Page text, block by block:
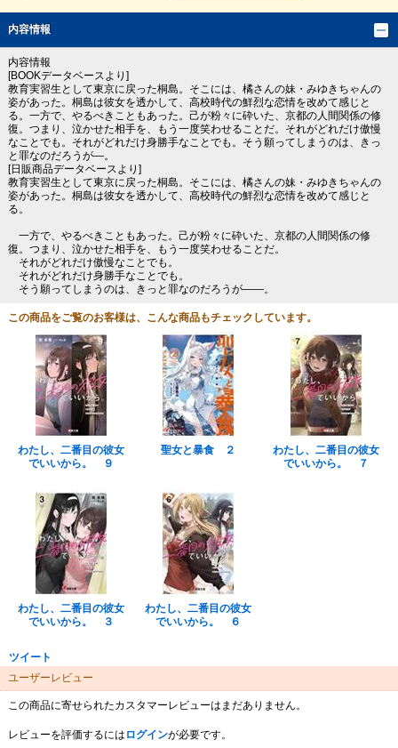
内容情報
内容情報
[BOOKデータベースより]
教育実習生として東京に戻った桐島。そこには、橘さんの妹・みゆきちゃんの
姿があった。桐島は彼女を透かして、高校時代の鮮烈な恋情を改めて感じと
る。一方で、やるべきこともあった。己が粉々に砕いた、京都の人間関係の修
復。つまり、泣かせた相手を、もう一度笑わせることだ。それがどれだけ傲慢
なことでも。それがどれだけ身勝手なことでも。そう願ってしまうのは、きっ
と罪なのだろうが―。
[日販商品データベースより]
教育実習生として東京に戻った桐島。そこには、橘さんの妹・みゆきちゃんの
姿があった。桐島は彼女を透かして、高校時代の鮮烈な恋情を改めて感じと
る。
一方で、やるべきこともあった。己が粉々に砕いた、京都の人間関係の修
復。つまり、泣かせた相手を、もう一度笑わせることだ。
それがどれだけ傲慢なことでも。
それがどれだけ身勝手なことでも。
そう願ってしまうのは、きっと罪なのだろうが――。
この商品をご覧のお客様は、こんな商品もチェックしています。
わたし、二番目の彼女
でいいから。 ９
聖女と暴食 ２
わたし、二番目の彼女
でいいから。 ７
わたし、二番目の彼女
でいいから。 ３
わたし、二番目の彼女
でいいから。 ６
ツイート
ユーザーレビュー
この商品に寄せられたカスタマーレビューはまだありません。
レビューを評価するには ログインが必要です。